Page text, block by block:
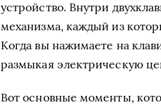
устройство. Внутри
механизма, каждый из
Когда вы нажимаете на
размыкая электрическую
Вот основные моменты,